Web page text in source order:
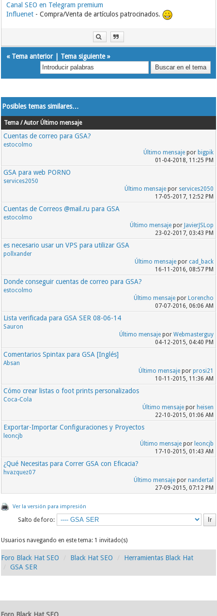
Canal SEO en Telegram premium
Influenet - Compra/Venta de artículos patrocinados.
« Tema anterior| Tema siguiente»
Posibles temas similares…
Tema / Autor Último mensaje
Cuentas de correo para GSA?
estocolmo
Último mensajepor bigpik
01-04-2018, 11:25 PM
GSA para web PORNO
services2050
Último mensajepor services2050
17-05-2017, 12:52 PM
Cuentas de Correos @mail.ru para GSA
estocolmo
Último mensajepor JavierJSLop
23-02-2017, 03:43 PM
es necesario usar un VPS para utilizar GSA
pollxander
Último mensajepor cad_back
16-11-2016, 08:57 PM
Donde conseguir cuentas de correo para GSA?
estocolmo
Último mensajepor Lorencho
07-07-2016, 06:06 AM
Lista verificada para GSA SER 08-06-14
Sauron
Último mensajepor Webmasterguy
04-12-2015, 04:40 PM
Comentarios Spintax para GSA [Inglés]
Absan
Último mensajepor prosi21
10-11-2015, 11:36 AM
Cómo crear listas o foot prints personalizados
Coca-Cola
Último mensajepor heisen
22-10-2015, 01:06 AM
Exportar-Importar Configuraciones y Proyectos
leoncjb
Último mensajepor leoncjb
17-10-2015, 01:43 AM
¿Qué Necesitas para Correr GSA con Eficacia?
hvazquez07
Último mensajepor nandertal
27-09-2015, 07:12 PM
Ver la versión para impresión
Salto de foro:
Usuarios navegando en este tema: 1 invitado(s)
Foro Black Hat SEO Black Hat SEO
Herramientas Black Hat
GSA SER